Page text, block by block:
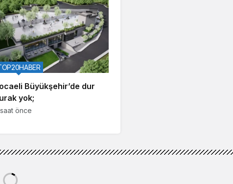
Büyükşehir’de dur
yok;
önce